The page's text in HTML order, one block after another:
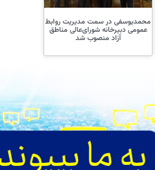
محمدیوسفی در سمت مدیریت روابط
عمومی دبیرخانه شورای‌عالی مناطق
آزاد منصوب شد